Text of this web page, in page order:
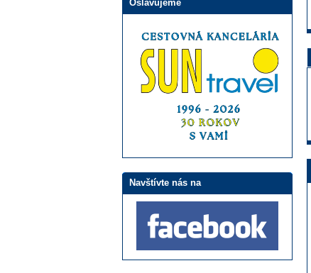
Oslavujeme
Navštívte nás na